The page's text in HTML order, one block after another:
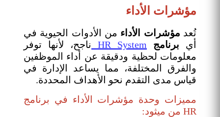
مؤشرات الأداء
تُعد مؤشرات الأداء من الأدوات الحيوية في
أي برنامج HR System
ناجح، لأنها توفر
معلومات لحظية ودقيقة عن أداء الموظفين
والفرق المختلفة، مما يساعد الإدارة في
قياس مدى التقدم نحو الأهداف المحددة.
مميزات وحدة مؤشرات الأداء في برنامج
HR من ميثود: